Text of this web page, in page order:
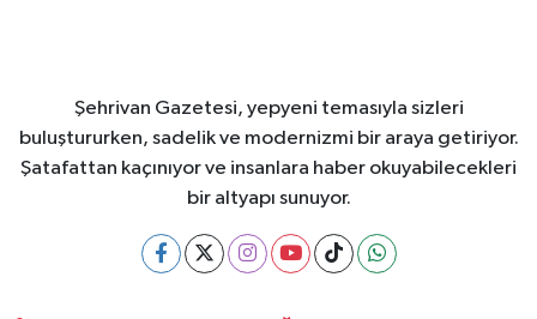
Şehrivan Gazetesi, yepyeni temasıyla sizleri
buluştururken, sadelik ve modernizmi bir araya getiriyor.
Şatafattan kaçınıyor ve insanlara haber okuyabilecekleri
bir altyapı sunuyor.